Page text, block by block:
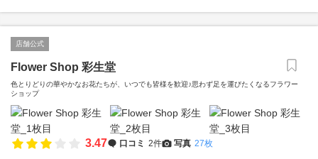
店舗公式
Flower Shop 彩生堂
色とりどりの華やかなお花たちが、いつでも皆様を歓迎♪思わず足を運びたくなるフラワー
ショップ
3.47 口コミ 2件 写真 27枚